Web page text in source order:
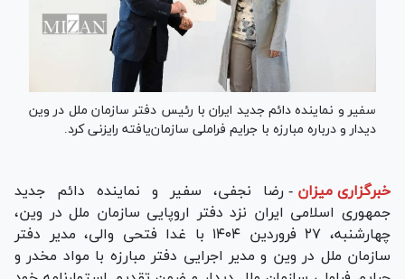
سفیر و نماینده دائم جدید ایران با رئیس دفتر سازمان ملل در وین
دیدار و درباره مبارزه با جرایم فراملی سازمان‌یافته رایزنی کرد.
خبرگزاری میزان - رضا نجفی، سفیر و نماینده دائم جدید
جمهوری اسلامی ایران نزد دفتر اروپایی سازمان ملل در وین،
چهارشنبه، ۲۷ فروردین ۱۴۰۴ با غدا فتحی والی، مدیر دفتر
سازمان ملل در وین و مدیر اجرایی دفتر مبارزه با مواد مخدر و